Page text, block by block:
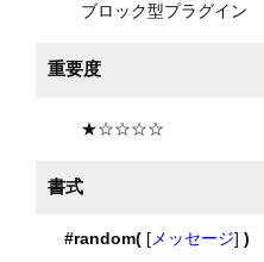
ブロック型プラグイン
重要度
★☆☆☆☆
書式
#random([メッセージ] )